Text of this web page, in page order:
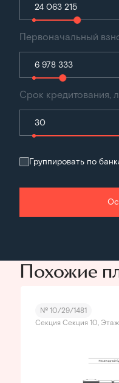
Первоначальный
Срок кредитования,
Группировать по
Похожие
№ 10/29/1481
Секция Секция 10,